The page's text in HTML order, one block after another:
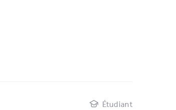
Étudiant